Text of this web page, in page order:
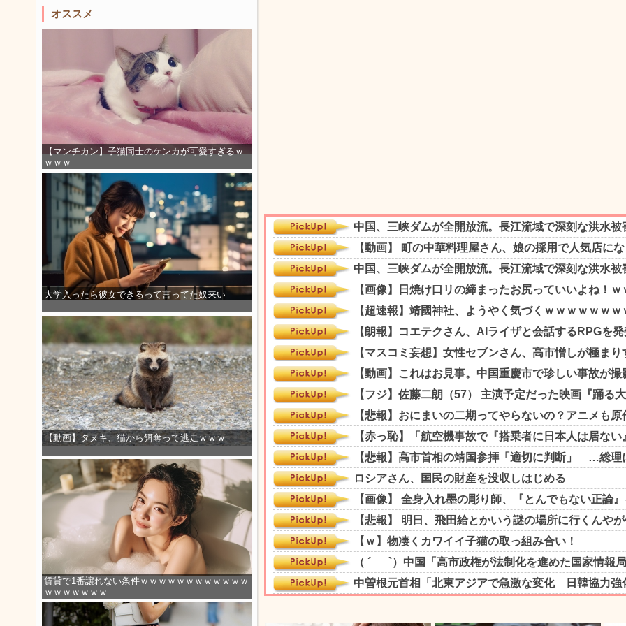
オススメ
【マンチカン】子猫同士のケンカが可愛すぎるｗ
ｗｗｗ
大学入ったら彼女できるって言ってた奴来い
【動画】タヌキ、猫から餌奪って逃走ｗｗｗ
賃貸で1番譲れない条件ｗｗｗｗｗｗｗｗｗｗｗｗ
ｗｗｗｗｗｗｗ